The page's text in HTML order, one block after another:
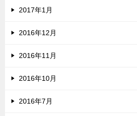
2017年1月
2016年12月
2016年11月
2016年10月
2016年7月